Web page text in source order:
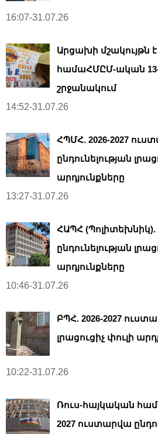
16:07-31.07.26
Արցախի մշակույթն
համաՀՄԸՄ-ական
շրջանակում
14:52-31.07.26
ՀՊՄՀ. 2026-2027
ընդունելության
արդյունքները
13:27-31.07.26
ՀԱՊՀ (Պոլիտեխնիկ).
ընդունելության
արդյունքները
10:46-31.07.26
ԲՊՀ. 2026-2027
լրացուցիչ փուլի
10:22-31.07.26
Ռուս-հայկական
2027 ուստարվա